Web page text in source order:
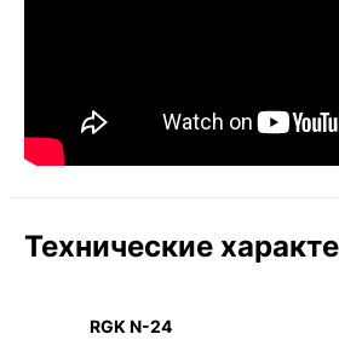
Технические
RGK N-24